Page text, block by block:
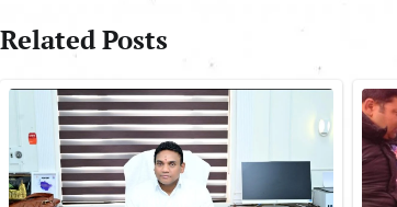
Related Posts